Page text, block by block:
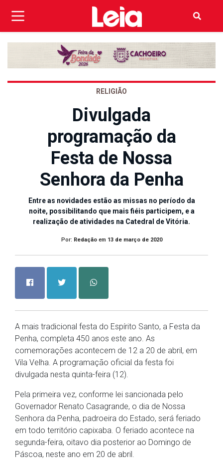
RELIGIÃO
Divulgada
programação da
Festa de Nossa
Senhora da Penha
Entre as novidades estão as missas no período da
noite, possibilitando que mais fiéis participem, e a
realização de atividades na Catedral de Vitória.
Por: Redaçãoem 13 de março de 2020
A mais tradicional festa do Espírito Santo, a Festa da
Penha, completa 450 anos este ano. As
comemorações acontecem de 12 a 20 de abril, em
Vila Velha. A programação oficial da festa foi
divulgada nesta quinta-feira (12).
Pela primeira vez, conforme lei sancionada pelo
Governador Renato Casagrande, o dia de Nossa
Senhora da Penha, padroeira do Estado, será feriado
em todo território capixaba. O feriado acontece na
segunda-feira, oitavo dia posterior ao Domingo de
Páscoa, neste ano em 20 de abril.